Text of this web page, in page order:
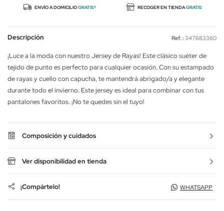
ENVÍO A DOMICILIOGRATIS* RECOGER EN TIENDAGRATIS
Descripción Ref. : 347683360
¡Luce a la moda con nuestro Jersey de Rayas! Este clásico suéter de
tejido de punto es perfecto para cualquier ocasión. Con su estampado
de rayas y cuello con capucha, te mantendrá abrigado/a y elegante
durante todo el invierno. Este jersey es ideal para combinar con tus
pantalones favoritos. ¡No te quedes sin el tuyo!
Composición y cuidados
Ver disponibilidad en tienda
¡Compártelo! WHATSAPP